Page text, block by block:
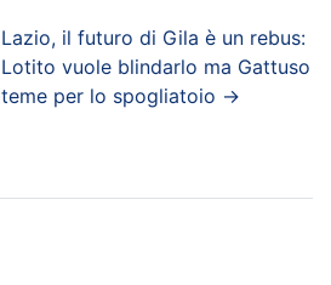
Lazio, il futuro di Gila è un rebus:
Lotito vuole blindarlo ma Gattuso
teme per lo spogliatoio →